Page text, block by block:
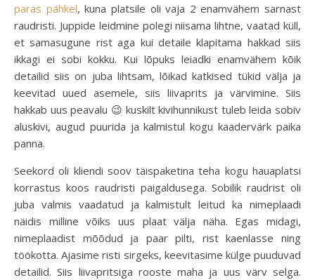
paras pähkel, kuna platsile oli vaja 2 enamvähem sarnast
raudristi. Juppide leidmine polegi niisama lihtne, vaatad küll,
et samasugune rist aga kui detaile klapitama hakkad siis
ikkagi ei sobi kokku. Kui lõpuks leiadki enamvähem kõik
detailid siis on juba lihtsam, lõikad katkised tükid välja ja
keevitad uued asemele, siis liivaprits ja värvimine. Siis
hakkab uus peavalu 😉 kuskilt kivihunnikust tuleb leida sobiv
aluskivi, augud puurida ja kalmistul kogu kaadervärk paika
panna.
Seekord oli kliendi soov täispaketina teha kogu hauaplatsi
korrastus koos raudristi paigaldusega. Sobilik raudrist oli
juba valmis vaadatud ja kalmistult leitud ka nimeplaadi
näidis milline võiks uus plaat välja näha. Egas midagi,
nimeplaadist mõõdud ja paar pilti, rist kaenlasse ning
töökotta. Ajasime risti sirgeks, keevitasime külge puuduvad
detailid. Siis liivapritsiga rooste maha ja uus värv selga.